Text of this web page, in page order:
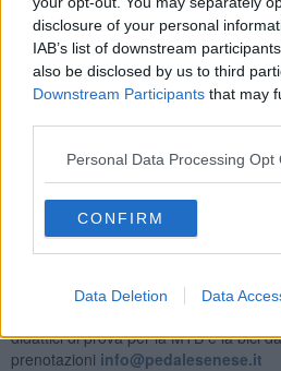
disclosure of your personal
IAB’s list of downstream
also be disclosed by us to third
Downstream Participants that may
Personal Data Processing Opt
CONFIRM
Data Deletion Data
le proprie discipline. Ore 11-12.30
Corpo e della Mente”, ore 15-17
“Siamo fatti per muoverci”. Attività
scuole primarie e secondarie con
e premiazione finale. Ore 15.30-17
Corpo e della Mente”.Ore 17-18
Dimostrazioni.
Attività di gruppo con
Indoor-cycling, Aero-kickboxing, step.
Montalcino Ginnastica a corpo libero
a tutti. Postural dynamics e stretching.
Domenica 9 maggioa Sienaevento
19,30) con gimkana e percorso di
didattici di prova per la MTB e la bici
prenotazioni info@pedalesenese.it